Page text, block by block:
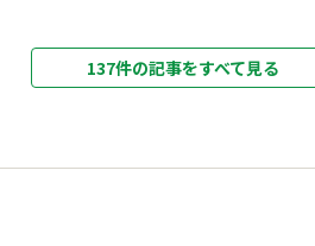
137件の記事をすべて見る